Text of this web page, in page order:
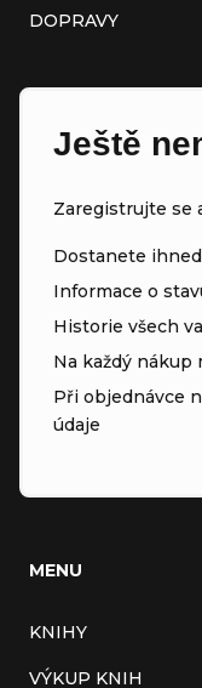
DOPRAVY
Ještě
Zaregistrujte se
Dostanete ihned
Informace o
Historie všech
Na každý nákup
Při objednávce
údaje
MENU
KNIHY
VÝKUP KNIH